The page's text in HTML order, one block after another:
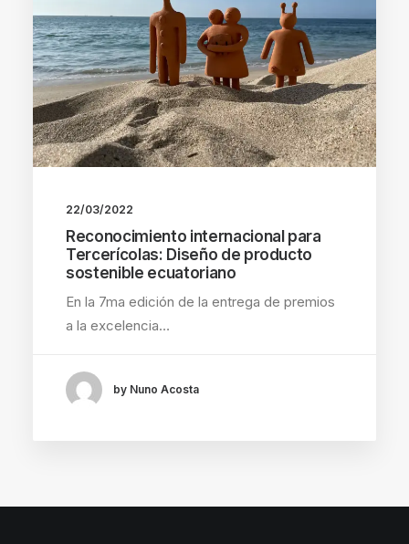
22/03/2022
Reconocimiento internacional para
Tercerícolas: Diseño de producto
sostenible ecuatoriano
En la 7ma edición de la entrega de premios
a la excelencia…
by Nuno Acosta